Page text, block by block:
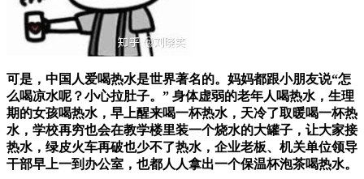
可是，中国人爱喝热水是世界著名的。妈妈都跟小朋友说“怎
么喝凉水呢？小心拉肚子。” 身体虚弱的老年人喝热水，生理
期的女孩喝热水，早上醒来喝一杯热水，天冷了取暖喝一杯热
水，学校再穷也会在教学楼里装一个烧水的大罐子，让大家接
热水，绿皮火车再破也少不了热水，企业老板、机关单位领导
干部早上一到办公室，也都人人拿出一个保温杯泡茶喝热水。